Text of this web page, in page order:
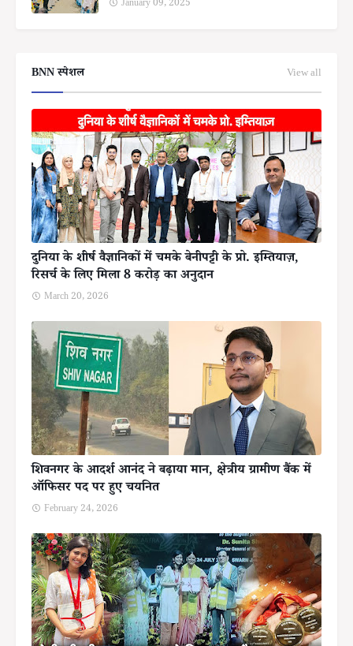
January 09, 2025
BNN स्पेशल View all
दुनिया के शीर्ष वैज्ञानिकों में चमके बेनीपट्टी के प्रो. इम्तियाज़,
रिसर्च के लिए मिला 8 करोड़ का अनुदान
March 20, 2026
शिवनगर के आदर्श आनंद ने बढ़ाया मान, क्षेत्रीय ग्रामीण बैंक में
ऑफिसर पद पर हुए चयनित
February 24, 2026